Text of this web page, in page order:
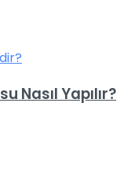
Nasıl Yapılır?